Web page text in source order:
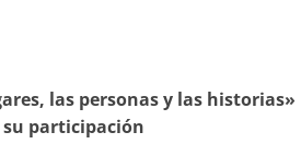
las personas y las historias»
su participación